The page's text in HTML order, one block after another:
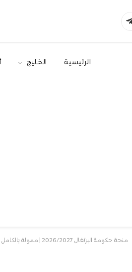
تيلقرام
الرئيسية الخليج
منحة حكومة البرتغال 2026/2027 | ممولة بالكامل